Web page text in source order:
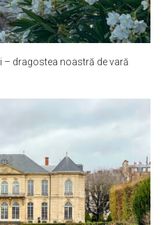
– dragostea noastră de vară